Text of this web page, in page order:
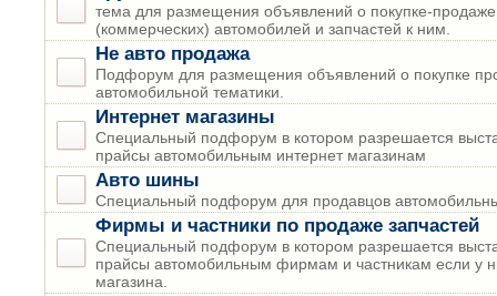
тема для размещения объявлений о покупке-продаже
(коммерческих) автомобилей и запчастей к ним.
Не авто продажа
Подфорум для размещения объявлений о покупке
автомобильной тематики.
Интернет магазины
Специальный подфорум в котором разрешается
прайсы автомобильным интернет магазинам
Авто шины
Специальный подфорум для продавцов
Фирмы и частники по продаже запчастей
Специальный подфорум в котором разрешается
прайсы автомобильным фирмам и частникам если у
магазина.